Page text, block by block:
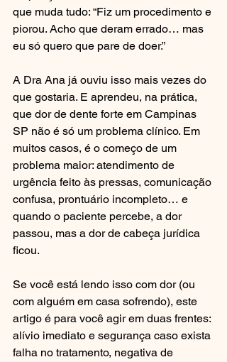
que muda tudo: “Fiz um procedimento e
piorou. Acho que deram errado… mas
eu só quero que pare de doer.”
A Dra Ana já ouviu isso mais vezes do
que gostaria. E aprendeu, na prática,
que dor de dente forte em Campinas
SP não é só um problema clínico. Em
muitos casos, é o começo de um
problema maior: atendimento de
urgência feito às pressas, comunicação
confusa, prontuário incompleto… e
quando o paciente percebe, a dor
passou, mas a dor de cabeça jurídica
ficou.
Se você está lendo isso com dor (ou
com alguém em casa sofrendo), este
artigo é para você agir em duas frentes:
alívio imediato e segurança caso exista
falha no tratamento, negativa de